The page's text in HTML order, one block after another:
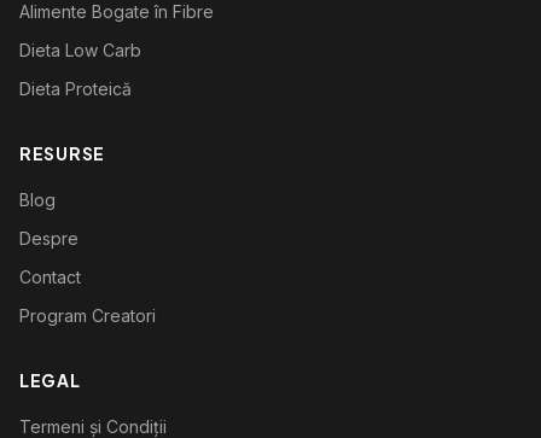
Alimente Bogate în Fibre
Dieta Low Carb
Dieta Proteică
RESURSE
Blog
Despre
Contact
Program Creatori
LEGAL
Termeni și Condiții